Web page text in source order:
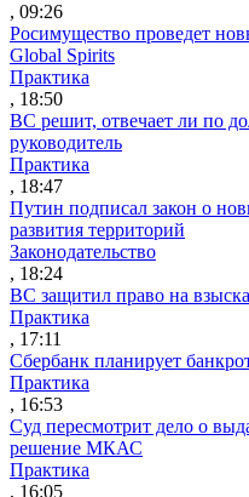
, 09:26
Росимущество проведет
Global Spirits
Практика
, 18:50
ВС решит, отвечает ли по
руководитель
Практика
, 18:47
Путин подписал закон о
развития территорий
Законодательство
, 18:24
ВС защитил право на
Практика
, 17:11
Сбербанк планирует
Практика
, 16:53
Суд пересмотрит дело о
решение МКАС
Практика
, 16:05